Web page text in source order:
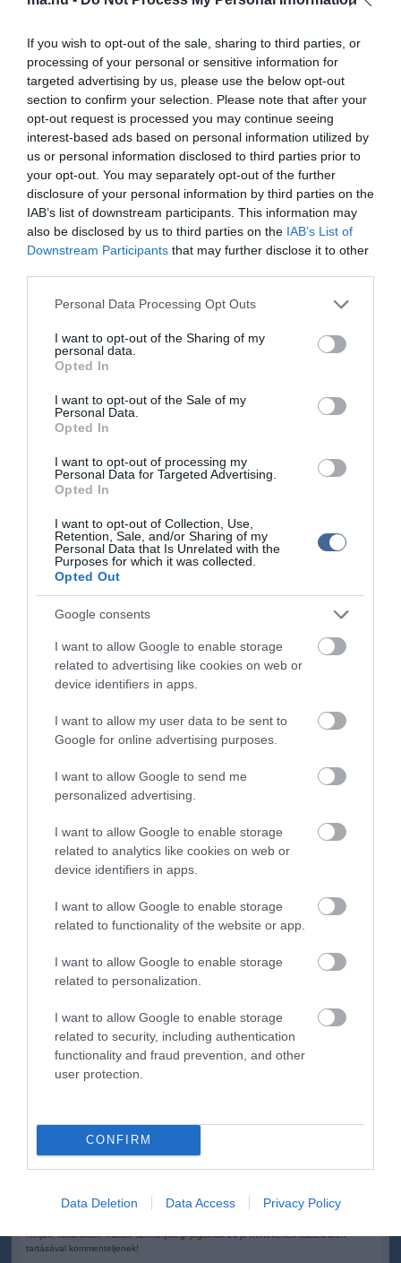
If you wish to opt-out of the sale, sharing to third parties, or
processing of your personal or sensitive information for
targeted advertising by us, please use the below opt-out
section to confirm your selection. Please note that after your
opt-out request is processed you may continue seeing
interest-based ads based on personal information utilized by
us or personal information disclosed to third parties prior to
your opt-out. You may separately opt-out of the further
disclosure of your personal information by third parties on the
IAB’s list of downstream participants. This information may
also be disclosed by us to third parties on the IAB’s List of
Downstream Participants that may further disclose it to other
Please note that this website/app uses one or more Google
not limited to your visit or usage behaviour. You may click to
grant or deny consent to Google and its third-party tags to
use your data for below specified purposes in below Google
consent section.
Personal Data Processing Opt Outs
I want to opt-out of the Sharing of my
personal data.
Opted In
I want to opt-out of the Sale of my
Personal Data.
Opted In
I want to opt-out of processing my
Personal Data for Targeted Advertising.
Opted In
I want to opt-out of Collection, Use,
Retention, Sale, and/or Sharing of my
Personal Data that Is Unrelated with the
Purposes for which it was collected.
Opted Out
Google consents
I want to allow Google to enable storage
related to advertising like cookies on web or
device identifiers in apps.
I want to allow my user data to be sent to
Google for online advertising purposes.
I want to allow Google to send me
personalized advertising.
I want to allow Google to enable storage
related to analytics like cookies on web or
device identifiers in apps.
I want to allow Google to enable storage
related to functionality of the website or app.
I want to allow Google to enable storage
related to personalization.
I want to allow Google to enable storage
related to security, including authentication
functionality and fraud prevention, and other
user protection.
CONFIRM
Data Deletion Data Access Privacy Policy
alaptörvény rögzítse: az államnak és az önkormányzatoknak
törekedniük kell a hajléktalanok elszállásolásának biztosítására, de
azt is kimondanák, hogy törvény vagy helyi önkormányzati
rendelet - a közrend, a közbiztonság, a közegészség és a
kulturális értékek védelme érdekében - megtilthatja a az
életvitelszerű tartózkodást közterületen.
Az Ab novemberben alkotmányellenesnek nyilvánította a
hajléktalanok közterületen élésének törvényi tiltását, és
megsemmisítette a szabálysértési törvénynek az erre vonatkozó
rendelkezését. A kormánypárti képviselők javaslata tartalmazza,
hogy a Kúria elnöke és a legfőbb ügyész is kérhet
alkotmányossági vizsgálatot az Ab-tól.
során nem vehetné figyelembe az alaptörvény hatálybalépése előtt
mindez teljes körű szabadságot biztosít az Ab-nak, amely így nem
lesz kötve a korábbi alkotmány alapján meghozott határozataihoz.
kért rendelkezését csak akkor vizsgálhatja és semmisítheti meg,
ha az a felülvizsgálni kért rendelkezéssel szoros tartalmi
az Ab csak a megalkotására és kihirdetésére vonatkozó, az
alaptörvényben foglalt eljárási követelmények tekintetében
vizsgálhatja felül az alkotmányt.
A kormányoldal előterjesztése az alkotmányban biztosítana
lehetőséget arra, hogy az Ab nyilvános eljárásban kérje ki a
jogalkotó, a törvény kezdeményezője vagy képviselője
véleményét, ha az ügy a személyek széles körét érinti.
A korábbi átmeneti rendelkezések közül bekerül az alkotmányba,
hogy az Országos Bírósági Hivatal elnöke az általános
illetékességű bíróságtól eltérő, azonos hatáskörű bíróságot jelölhet
ki sarkalatos törvényben meghatározott ügyek tárgyalására az
ésszerű határidőn belüli bírói döntéshez való alapjog
érvényesülése és a kiegyensúlyozott ügyterhelés érdekében.
Hasonló indokból a legfőbb ügyész az általános illetékességű
bíróságtól eltérő, azonos hatáskörű bíróság előtti vádemelésre
Fidesz-KDNP javaslata a bírók nyugdíjazására nem tér ki,
ugyanakkor kimondja, hogy az ügyész szolgálati jogviszonya - a
betöltéséig állhat fenn. Az alkotmányban mondanák ki azt is, hogy
április 25. az alaptörvény napja, a 2011-es kihirdetésének
emlékére.
Kapcsolódó írások:
Az esztergomi KDNP már nem perli a Fideszt
Fidesz: több tízezer család helyzete stabilizálódott
Fidesz: a kormány kiemelt figyelmet fordít a Mal-ügyre
Figyelem! A cikkhez hozzáfűzött hozzászólások nem ama.hunetwork nézeteit
kommenteket nem tudja befolyásolni - azok az olvasók személyes véleményét
Kérjük, kulturáltan, mások személyiségi jogainak és jó hírnevének tiszteletben
tartásával kommenteljenek!